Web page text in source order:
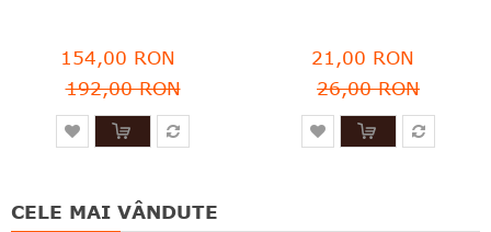
154,00 RON
192,00 RON
21,00 RON
26,00 RON
CELE MAI VÂNDUTE